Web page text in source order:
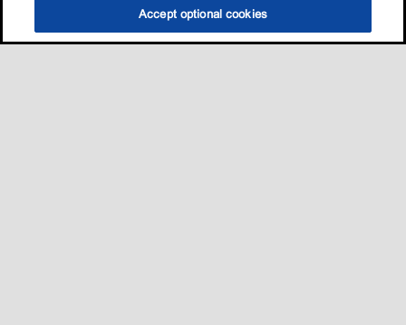
选油助手 查找门店
Accept optional cookies